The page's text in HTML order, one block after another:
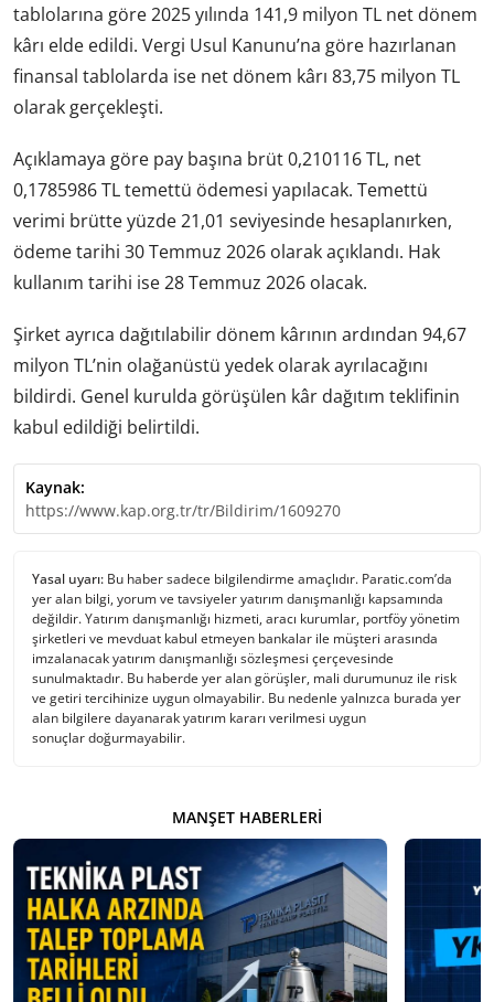
tablolarına göre 2025 yılında 141,9 milyon TL net dönem
kârı elde edildi. Vergi Usul Kanunu’na göre hazırlanan
finansal tablolarda ise net dönem kârı 83,75 milyon TL
olarak gerçekleşti.
Açıklamaya göre pay başına brüt 0,210116 TL, net
0,1785986 TL temettü ödemesi yapılacak. Temettü
verimi brütte yüzde 21,01 seviyesinde hesaplanırken,
ödeme tarihi 30 Temmuz 2026 olarak açıklandı. Hak
kullanım tarihi ise 28 Temmuz 2026 olacak.
Şirket ayrıca dağıtılabilir dönem kârının ardından 94,67
milyon TL’nin olağanüstü yedek olarak ayrılacağını
bildirdi. Genel kurulda görüşülen kâr dağıtım teklifinin
kabul edildiği belirtildi.
Kaynak:
https://www.kap.org.tr/tr/Bildirim/1609270
Yasal uyarı: Bu haber sadece bilgilendirme amaçlıdır. Paratic.com’da
yer alan bilgi, yorum ve tavsiyeler yatırım danışmanlığı kapsamında
değildir. Yatırım danışmanlığı hizmeti, aracı kurumlar, portföy yönetim
şirketleri ve mevduat kabul etmeyen bankalar ile müşteri arasında
imzalanacak yatırım danışmanlığı sözleşmesi çerçevesinde
sunulmaktadır. Bu haberde yer alan görüşler, mali durumunuz ile risk
ve getiri tercihinize uygun olmayabilir. Bu nedenle yalnızca burada yer
alan bilgilere dayanarak yatırım kararı verilmesi uygun
sonuçlar doğurmayabilir.
MANŞET HABERLERI